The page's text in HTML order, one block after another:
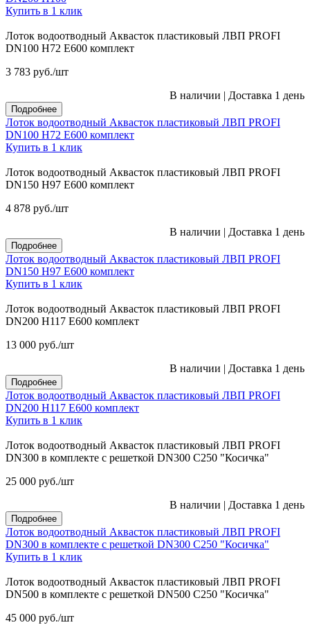
Купить в 1 клик
Лоток водоотводный Аквасток пластиковый ЛВП PROFI
DN100 H72 E600 комплект
3 783 руб./шт
В наличии | Доставка 1 день
Подробнее
Лоток водоотводный Аквасток пластиковый ЛВП PROFI
DN100 H72 E600 комплект
Купить в 1 клик
Лоток водоотводный Аквасток пластиковый ЛВП PROFI
DN150 H97 E600 комплект
4 878 руб./шт
В наличии | Доставка 1 день
Подробнее
Лоток водоотводный Аквасток пластиковый ЛВП PROFI
DN150 H97 E600 комплект
Купить в 1 клик
Лоток водоотводный Аквасток пластиковый ЛВП PROFI
DN200 H117 E600 комплект
13 000 руб./шт
В наличии | Доставка 1 день
Подробнее
Лоток водоотводный Аквасток пластиковый ЛВП PROFI
DN200 H117 E600 комплект
Купить в 1 клик
Лоток водоотводный Аквасток пластиковый ЛВП PROFI
DN300 в комплекте с решеткой DN300 C250 "Косичка"
25 000 руб./шт
В наличии | Доставка 1 день
Подробнее
Лоток водоотводный Аквасток пластиковый ЛВП PROFI
DN300 в комплекте с решеткой DN300 C250 "Косичка"
Купить в 1 клик
Лоток водоотводный Аквасток пластиковый ЛВП PROFI
DN500 в комплекте с решеткой DN500 C250 "Косичка"
45 000 руб./шт